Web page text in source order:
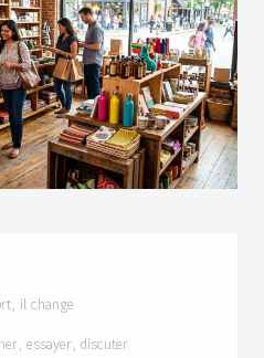
il change
essayer, discuter